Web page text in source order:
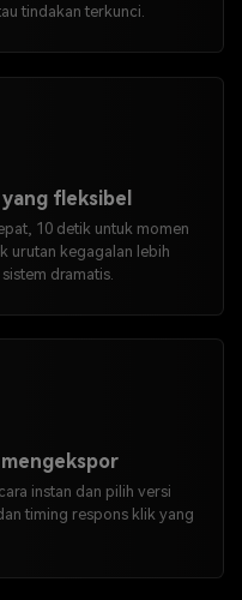
tindakan terkunci.
fleksibel
10 detik untuk momen
urutan kegagalan lebih
dramatis.
instan dan pilih versi
timing respons klik yang